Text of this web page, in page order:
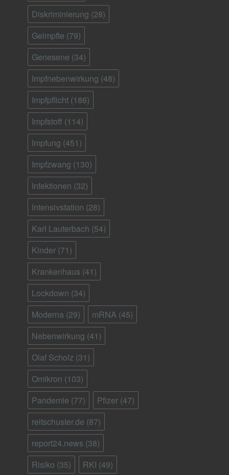
Diskriminierung (28)
Geimpfte (79)
Genesene (34)
Impfnebenwirkung (48)
Impfpflicht (186)
Impfstoff (114)
Impfung (451)
Impfzwang (130)
Infektionen (32)
Intensivstation (28)
Karl Lauterbach (54)
Kinder (71)
Krankenhaus (41)
Lockdown (34)
Moderna (29) mRNA (45)
Nebenwirkung (41)
Olaf Scholz (31)
Omikron (103)
Pandemie (77) Pfizer (47)
reitschuster.de (87)
report24.news (38)
Risiko (35) RKI (49)